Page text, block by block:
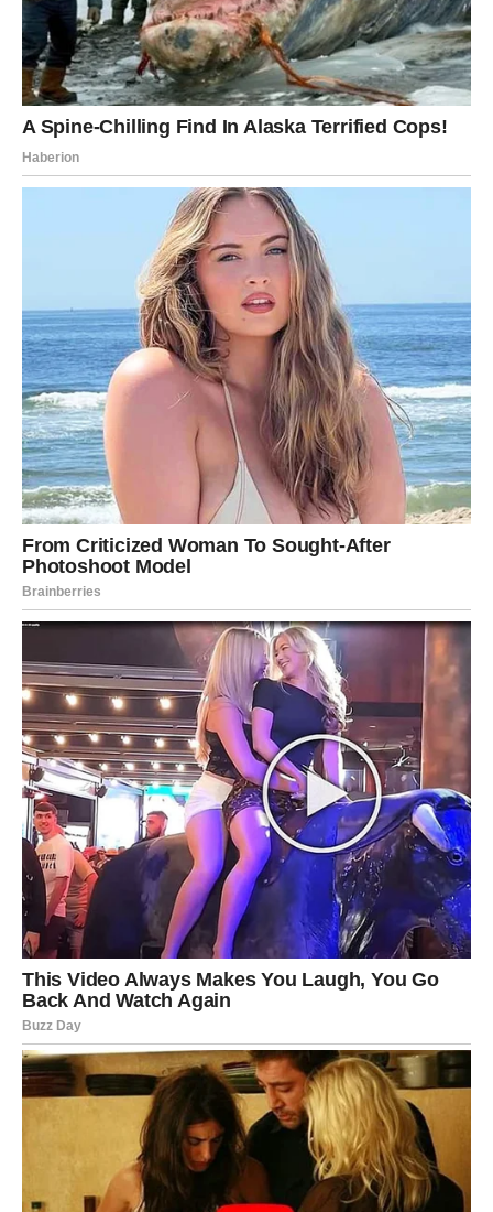
STRELAC – Sreća i zaštita idu
ruku pod ruku
Strelac ulazi u svoju sezonu, a to uvek znači jedno –
energija mu raste, sreća ga prati, a univerzum ga vodi kao
svoje dete. Ali ove godine je još snažnije: decembar
Strelcu donosi anđeosku čudesnu zaštitu.
Strelac dobija otvorena vrata i
neočekivane blagoslove.
Sve što zamisli – može. Sve što poželi – stiže. Sve što
započne – uspeva.
Decembar donosi Strelcu:
Finansijski skok– novac dolazi iz više izvora.
Srećne slučajnosti– sinhroniciteti koji vode ka
nečemu velikom.
Ljubavne radosti– veza se učvršćuje, nova ljubav je
sudbinska.
Zaštitu od loše energije– negativni ljudi se povlače.
– prvi put posle dugo vremena,
Strelac oseća lakoću.
Ovo je mesec kada Strelac igrom slučaja ulazi u čuda. Ali
ta čuda nisu slučajnost.